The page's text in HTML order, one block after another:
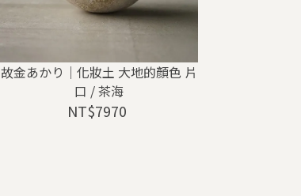
故金あかり｜化妝土 大地的顏色 片
口 / 茶海
NT$7970